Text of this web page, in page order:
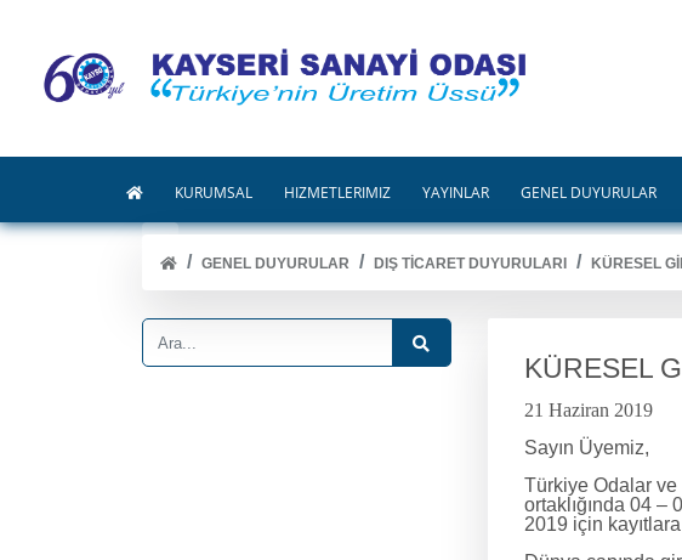
KURUMSAL HİZMETLERİMİZ YAYINLAR GENEL DUYURULAR
GENEL DUYURULAR DIŞ TİCARET DUYURULARI KÜRESEL
KÜRESEL
21 Haziran 2019
Sayın Üyemiz,
Türkiye Odalar ve
ortaklığında 04
2019 için